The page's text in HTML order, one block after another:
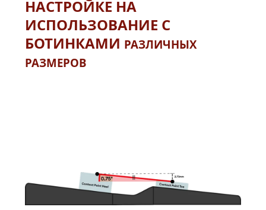
НАСТРОЙКЕ НА
ИСПОЛЬЗОВАНИЕ С
БОТИНКАМИ РАЗЛИЧНЫХ
РАЗМЕРОВ